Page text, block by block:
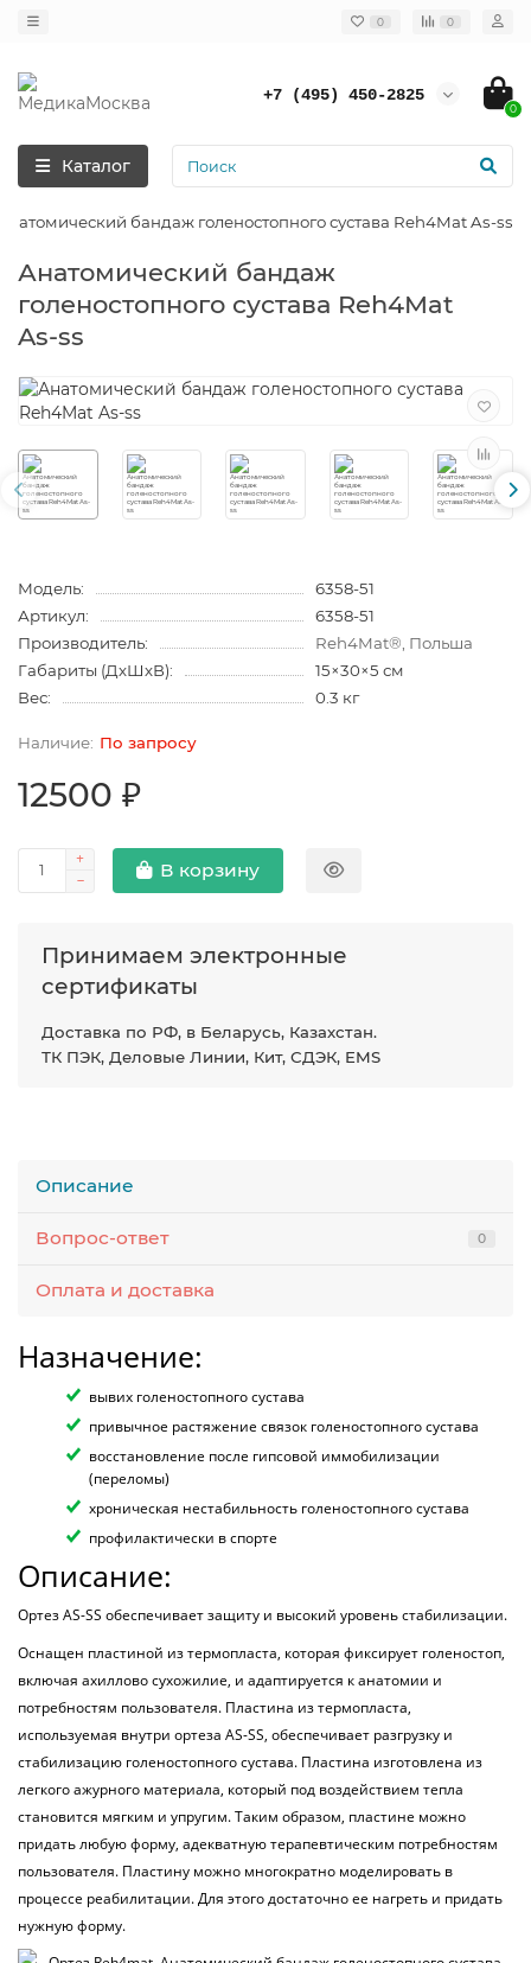
0 0
+7 (495) 450-2825
0
Каталог
бандаж голеностопного сустава Reh4Mat As-ss
Анатомический бандаж
голеностопного сустава Reh4Mat
As-ss
Модель:
6358-51
Артикул:
6358-51
Производитель:
Reh4Mat®, Польша
Габариты (ДхШхВ):
15×30×5 см
Вес:
0.3 кг
По запросу
12500 ₽
В корзину
Принимаем электронные
сертификаты
Доставка по РФ, в Беларусь, Казахстан.
ТК ПЭК, Деловые Линии, Кит, СДЭК, EMS
Описание
Вопрос-ответ 0
Оплата и доставка
Назначение:
вывих голеностопного сустава
привычное растяжение связок голеностопного сустава
восстановление после гипсовой иммобилизации
(переломы)
хроническая нестабильность голеностопного сустава
профилактически в спорте
Описание:
Ортез AS-SS обеспечивает защиту и высокий уровень стабилизации.
Оснащен пластиной из термопласта, которая фиксирует голеностоп,
включая ахиллово сухожилие, и адаптируется к анатомии и
потребностям пользователя. Пластина из термопласта,
используемая внутри ортеза AS-SS, обеспечивает разгрузку и
стабилизацию голеностопного сустава. Пластина изготовлена из
легкого ажурного материала, который под воздействием тепла
становится мягким и упругим. Таким образом, пластине можно
придать любую форму, адекватную терапевтическим потребностям
пользователя. Пластину можно многократно моделировать в
процессе реабилитации. Для этого достаточно ее нагреть и придать
нужную форму.